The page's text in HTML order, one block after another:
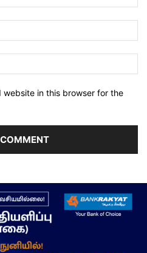
website in this browser for the